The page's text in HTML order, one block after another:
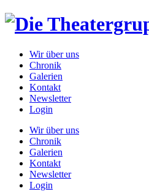
Wir über uns
Chronik
Galerien
Kontakt
Newsletter
Login
Wir über uns
Chronik
Galerien
Kontakt
Newsletter
Login